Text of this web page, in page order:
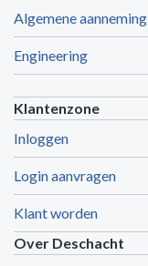
Algemene aanneming
Engineering
Klantenzone
Inloggen
Login aanvragen
Klant worden
Over Deschacht